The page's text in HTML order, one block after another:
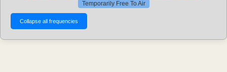
Temporarily Free To Air